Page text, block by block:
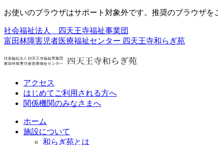
お使いのブラウザはサポート対象外です。推奨のブラウザを
社会福祉法人 四天王寺福祉事業団
富田林障害児者医療福祉センター 四天王寺和らぎ苑
アクセス
はじめてご利用される方へ
関係機関のみなさまへ
ホーム
施設について
和らぎ苑とは